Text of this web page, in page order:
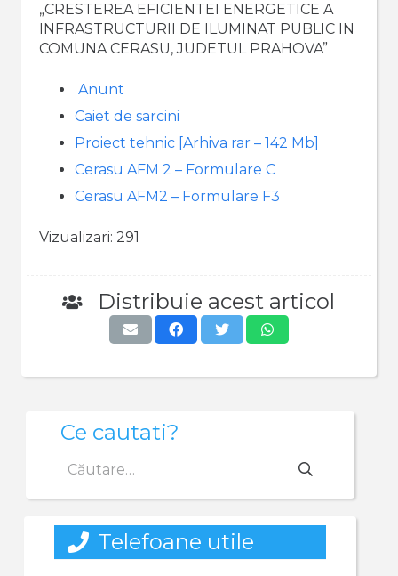
„CRESTEREA EFICIENTEI ENERGETICE A
INFRASTRUCTURII DE ILUMINAT PUBLIC IN
COMUNA CERASU, JUDETUL PRAHOVA”
Anunt
Caiet de sarcini
Proiect tehnic [Arhiva rar – 142 Mb]
Cerasu AFM 2 – Formulare C
Cerasu AFM2 – Formulare F3
Vizualizari: 291
Distribuie acest articol
Ce cautati?
după:
Telefoane utile